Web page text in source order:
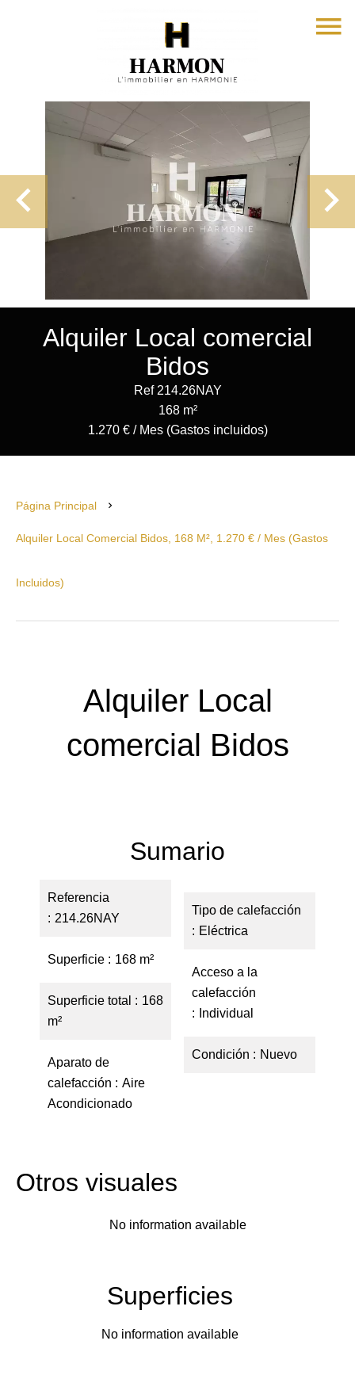
Alquiler Local comercial
Bidos
Ref 214.26NAY
168 m²
1.270 € / Mes (Gastos incluidos)
Página Principal
Alquiler Local Comercial Bidos, 168 M², 1.270 € / Mes (Gastos
Incluidos)
Alquiler Local
comercial Bidos
Sumario
Referencia
214.26NAY
Superficie 168 m²
Superficie total
168
m²
Aparato de
calefacción
Aire
Acondicionado
Tipo de calefacción
Eléctrica
Acceso a la
calefacción
Individual
Condición Nuevo
Otros visuales
No information available
Superficies
No information available